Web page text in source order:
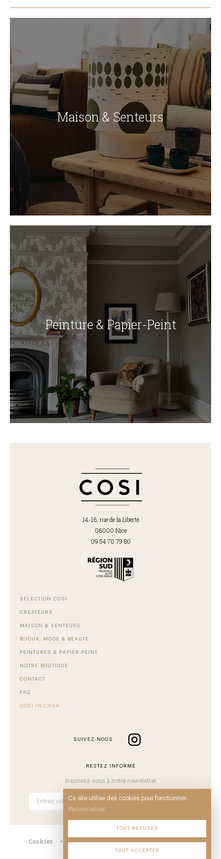
Maison & Senteurs
Peinture & Papier-Peint
14-16, rue de la Liberté
06000 Nice
09 54 70 79 80
SÉLECTION COSI
CRÉATEURS
MAISON & SENTEURS
BIJOUX, MODE & BEAUTÉ
PEINTURES & PAPIER-PEINT
NOTRE BOUTIQUE
CONTACT
FAQ
COSI IN CASA
SUIVEZ-NOUS
RESTEZ INFORMÉ
Inscrivez-vous à notre newsletter
OK
Cookies • Mentions • CGV • Plan du site •
Ce site utilise des cookies pour fonctionner.
Personnaliser
TOUT REFUSER
TOUT ACCEPTER